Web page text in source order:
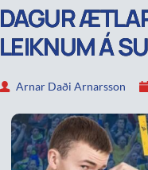
DAGUR
LEIKNUM Á
Arnar Daði Arnarsson